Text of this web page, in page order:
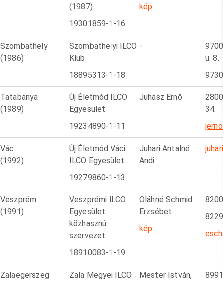
(1987)
19301859-1-16
kép
Szombathely
(1986)
Szombathelyi ILCO
Klub
18895313-1-18
-
u. 8.
Tatabánya
(1989)
Új Életmód ILCO
Egyesület
19234890-1-11
Juhász Ernő
34.
Vác
(1992)
Új Életmód Váci
ILCO Egyesület
19279860-1-13
Juhari Antalné
Andi
Veszprém
(1991)
Veszprémi ILCO
Egyesület
közhasznú
szervezet
18910083-1-19
Oláhné Schmid
Erzsébet
kép
Zalaegerszeg
Zala Megyei ILCO
Mester István,